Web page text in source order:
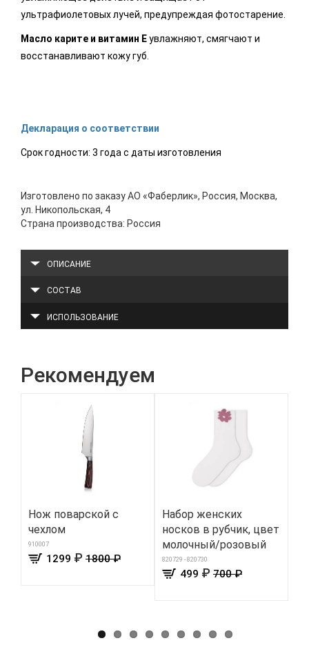
ультрафиолетовых лучей, предупреждая фотостарение.
Масло карите и витамин Еувлажняют, смягчают и
восстанавливают кожу губ.
Декларация о соответствии
Срок годности: 3 года с даты изготовления
Изготовлено по заказу АО «Фаберлик», Россия, Москва,
ул. Никопольская, 4
Страна производства: Россия
ОПИСАНИЕ
СОСТАВ
ИСПОЛЬЗОВАНИЕ
Рекомендуем
Нож поварской с
чехлом
910007
1299 ₽ 1800 ₽
Набор женских
носков в рубчик, цвет
молочный/розовый
820729 - 820730
499 ₽ 700 ₽